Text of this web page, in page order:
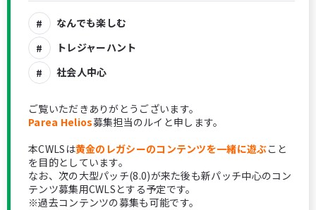
なんでも楽しむ
トレジャーハント
社会人中心
ご覧いただきありがとうございます。
Parea Helios募集担当のルイと申します。
本CWLSは黄金のレガシーのコンテンツを一緒に遊ぶこと
を目的としています。
なお、次の大型パッチ(8.0)が来た後も新パッチ中心のコン
テンツ募集用CWLSとする予定です。
※過去コンテンツの募集も可能です。